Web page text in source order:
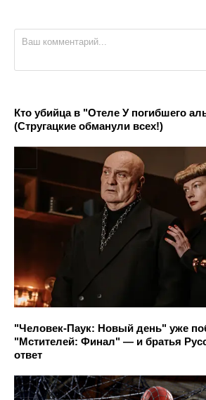
Кто убийца в "Отеле У погибшего
(Стругацкие обманули всех!)
"Человек-Паук: Новый день" уже
"Мстителей: Финал" — и братья
ответ